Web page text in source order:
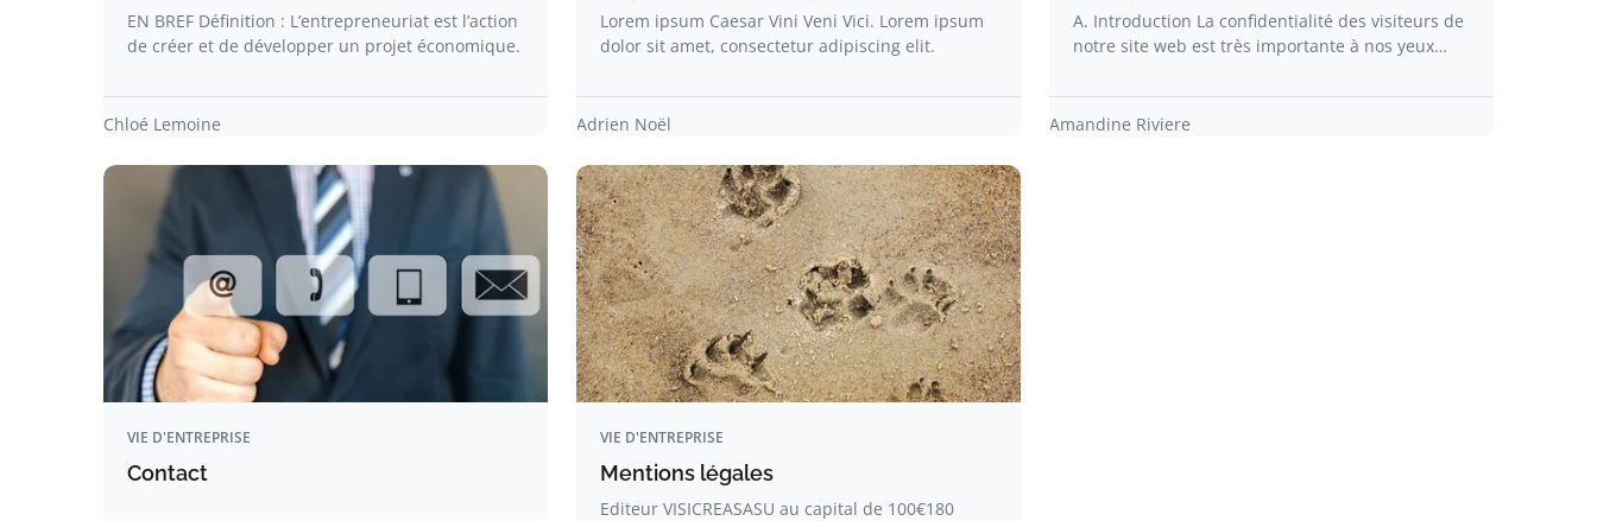
EN BREF Définition : L’entrepreneuriat est l’action
de créer et de développer un projet économique.
Chloé Lemoine
Lorem ipsum Caesar Vini Veni Vici. Lorem ipsum
dolor sit amet, consectetur adipiscing elit.
Adrien Noël
A. Introduction La confidentialité des visiteurs de
notre site web est très importante à nos yeux…
Amandine Riviere
VIE D'ENTREPRISE
Contact
VIE D'ENTREPRISE
Mentions légales
Editeur VISICREASASU au capital de 100€180